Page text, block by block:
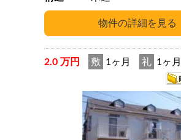
2.0 万円 敷 1ヶ月 礼 1ヶ月